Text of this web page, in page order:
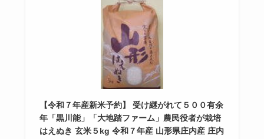
【令和７年産新米予約】 受け継がれて５００有余
年「黒川能」「大地踏ファーム」農民役者が栽培
はえぬき 玄米５kg 令和７年産 山形県庄内産 庄内